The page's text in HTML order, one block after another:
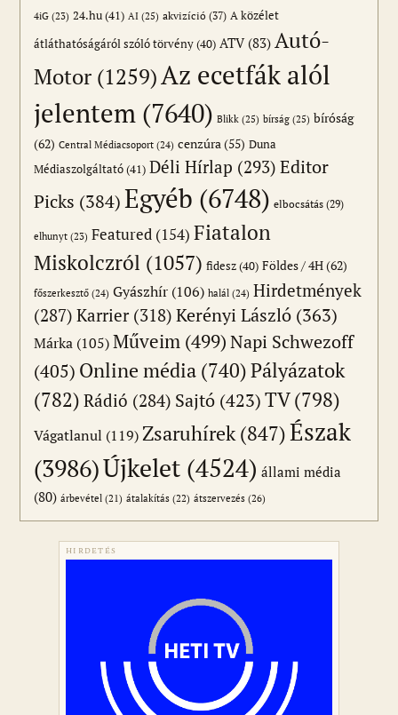
4iG (23) 24.hu(41) AI (25) akvizíció (37) A közélet
átláthatóságáról szóló törvény(40) ATV(83) Autó-
Motor (1259)Az ecetfák alól
jelentem (7640) Blikk (25) bírság (25) bíróság
(62) Central Médiacsoport (24) cenzúra(55) Duna
Médiaszolgáltató(41) Déli Hírlap (293) Editor
Picks (384)Egyéb (6748) elbocsátás (29)
elhunyt (23) Featured (154) Fiatalon
Miskolczról (1057) fidesz(40) Földes / 4H(62)
főszerkesztő (24) Gyászhír (106) halál (24) Hirdetmények
(287) Karrier(318) Kerényi László (363)
Márka (105) Műveim (499)Napi Schwezoff
(405) Online média (740)Pályázatok
(782) Rádió (284) Sajtó (423)TV(798)
Vágatlanul (119)Zsaruhírek(847)Észak
(3986)Újkelet (4524) állami média
(80) árbevétel (21) átalakítás (22) átszervezés (26)
HIRDETÉS